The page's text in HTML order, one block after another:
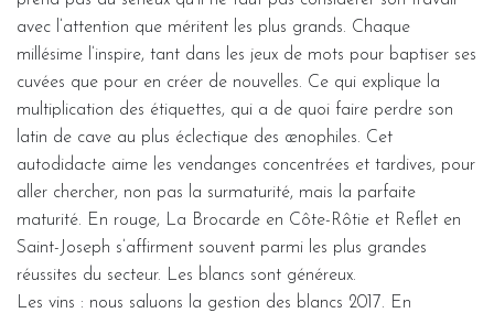
avec l’attention que méritent les plus grands. Chaque
millésime l’inspire, tant dans les jeux de mots pour baptiser ses
cuvées que pour en créer de nouvelles. Ce qui explique la
multiplication des étiquettes, qui a de quoi faire perdre son
latin de cave au plus éclectique des œnophiles. Cet
autodidacte aime les vendanges concentrées et tardives, pour
aller chercher, non pas la surmaturité, mais la parfaite
maturité. En rouge, La Brocarde en Côte-Rôtie et Reflet en
Saint-Joseph s’affirment souvent parmi les plus grandes
réussites du secteur. Les blancs sont généreux.
Les vins : nous saluons la gestion des blancs 2017. En